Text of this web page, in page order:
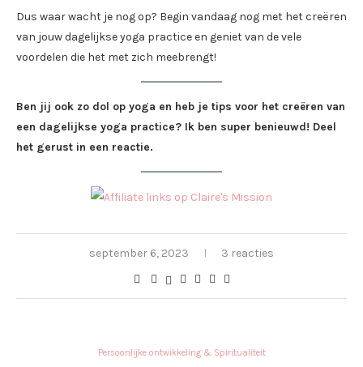
Dus waar wacht je nog op? Begin vandaag nog met het creëren
van jouw dagelijkse yoga practice en geniet van de vele
voordelen die het met zich meebrengt!
Ben jij ook zo dol op yoga en heb je tips voor het creëren van
een dagelijkse yoga practice? Ik ben super benieuwd! Deel
het gerust in een reactie.
september 6, 2023 3 reacties
Persoonlijke ontwikkeling & Spiritualiteit